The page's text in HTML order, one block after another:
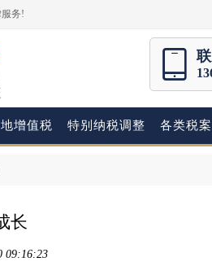
务!
增值税 特别纳税调整 各类税案
长
09:16:23